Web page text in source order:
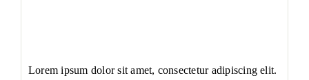
Lorem ipsum dolor sit amet, consectetur adipiscing elit.